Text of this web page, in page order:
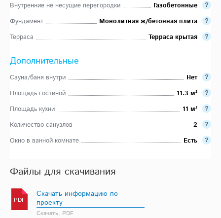
Внутренние не несущие перегородки
Газобетонные
Фундамент
Монолитная ж/бетонная плита
Терраса
Терраса крытая
Дополнительные
Сауна/баня внутри
Нет
Площадь гостиной
11.3 м²
Площадь кухни
11 м²
Количество санузлов
2
Окно в ванной комнате
Есть
Файлы для скачивания
PDF
Скачать информацию по
проекту
Скачать, PDF